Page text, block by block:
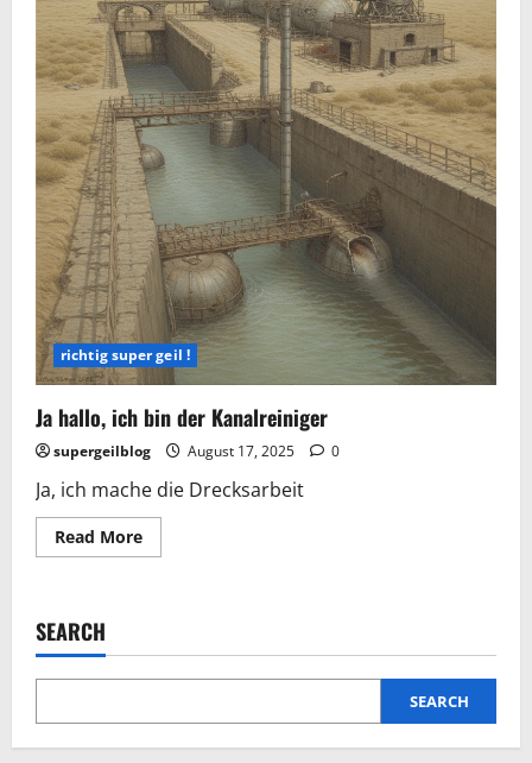
richtig super geil !
Ja hallo, ich bin der Kanalreiniger
supergeilblog August 17, 2025 0
Ja, ich mache die Drecksarbeit
Read MoreRead
more
der
SEARCH
SEARCH